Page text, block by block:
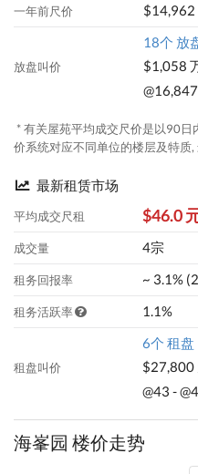
一年前尺价 $14,962
放盘叫价
18个 放
$1,058
* 有关屋苑平均成交尺价是以90
价系统对应不同单位的楼层及特质,
最新租赁市场
平均成交尺租 $46.0
成交量 4宗
租务回报率 ~ 3.1%
租务活跃率 1.1%
租盘叫价
6个 租盘
$27,800
@43 -
海峯园 楼价走势